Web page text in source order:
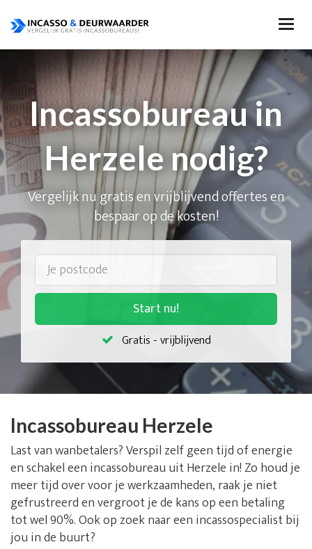
Incassobureau in
Herzele nodig?
Vergelijk nu gratis en vrijblijvend offertes en
bespaar op de kosten!
Start nu!
Gratis - vrijblijvend
Incassobureau Herzele
Last van wanbetalers? Verspil zelf geen tijd of energie
en schakel een incassobureau uit Herzele in! Zo houd je
meer tijd over voor je werkzaamheden, raak je niet
gefrustreerd en vergroot je de kans op een betaling
tot wel 90%. Ook op zoek naar een incassospecialist bij
jou in de buurt?